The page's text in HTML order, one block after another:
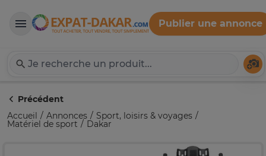
Expat-Dakar
Publier une annonce
Précédent
Accueil
Annonces Sport, loisirs & voyages
Matériel de sport Dakar